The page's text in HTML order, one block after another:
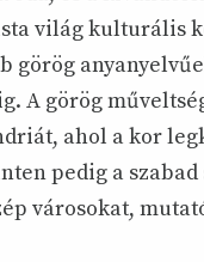
világ kulturális
görög
A görög
ahol a kor
pedig a
városokat,